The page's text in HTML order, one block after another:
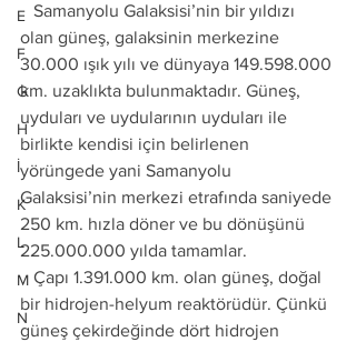
E
F
G
H
İ
K
L
M
N
   Samanyolu Galaksisi’nin bir yıldızı
olan güneş, galaksinin merkezine
30.000 ışık yılı ve dünyaya 149.598.000
km. uzaklıkta bulunmaktadır. Güneş,
uyduları ve uydularının uyduları ile
birlikte kendisi için belirlenen
yörüngede yani Samanyolu
Galaksisi’nin merkezi etrafında saniyede
250 km. hızla döner ve bu dönüşünü
225.000.000 yılda tamamlar.
   Çapı 1.391.000 km. olan güneş, doğal
bir hidrojen-helyum reaktörüdür. Çünkü
güneş çekirdeğinde dört hidrojen